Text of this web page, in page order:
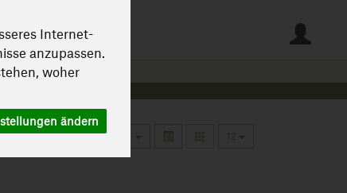
Internet-
anzupassen.
woher
ändern
12